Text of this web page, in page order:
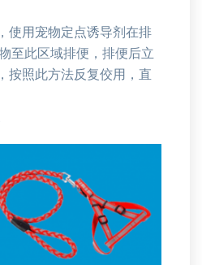
使用宠物定点诱导剂在排
至此区域排便，排便后立
按照此方法反复佼用，直